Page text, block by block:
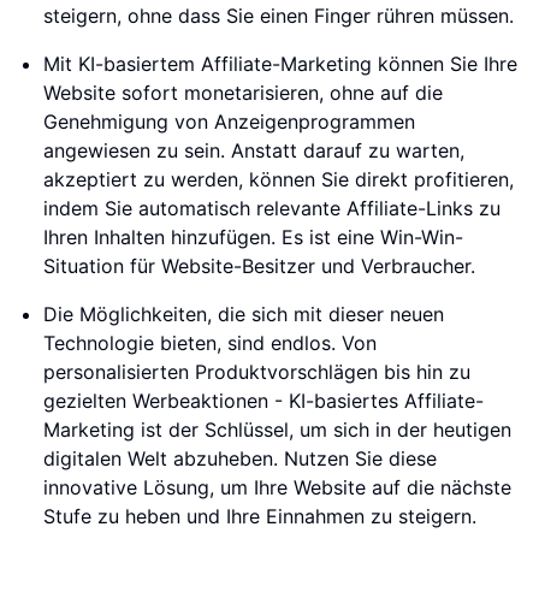
steigern, ohne dass Sie einen Finger rühren müssen.
Mit KI-basiertem Affiliate-Marketing können Sie Ihre
Website sofort monetarisieren, ohne auf die
Genehmigung von Anzeigenprogrammen
angewiesen zu sein. Anstatt darauf zu warten,
akzeptiert zu werden, können Sie direkt profitieren,
indem Sie automatisch relevante Affiliate-Links zu
Ihren Inhalten hinzufügen. Es ist eine Win-Win-
Situation für Website-Besitzer und Verbraucher.
Die Möglichkeiten, die sich mit dieser neuen
Technologie bieten, sind endlos. Von
personalisierten Produktvorschlägen bis hin zu
gezielten Werbeaktionen - KI-basiertes Affiliate-
Marketing ist der Schlüssel, um sich in der heutigen
digitalen Welt abzuheben. Nutzen Sie diese
innovative Lösung, um Ihre Website auf die nächste
Stufe zu heben und Ihre Einnahmen zu steigern.